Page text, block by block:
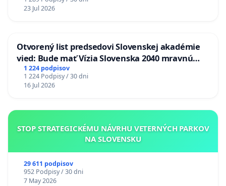
23 Jul 2026
Otvorený list predsedovi Slovenskej akadémie
vied: Bude mať Vízia Slovenska 2040 mravnú
chrbticu?
1 224 podpisov
1 224 Podpisy / 30 dni
16 Jul 2026
STOP STRATEGICKÉMU NÁVRHU VETERNÝCH PARKOV
NA SLOVENSKU
29 611 podpisov
952 Podpisy / 30 dni
7 May 2026